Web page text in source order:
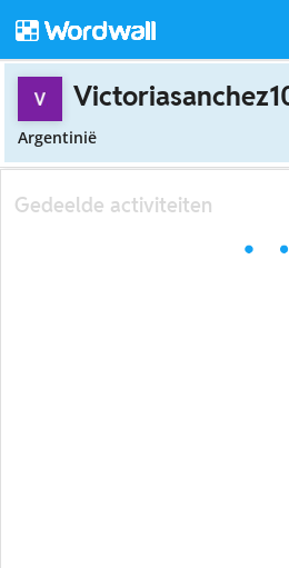
Argentinië
Gedeelde activiteiten